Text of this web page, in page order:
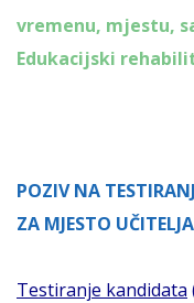
vremenu, mjestu,
Edukacijski
POZIV NA
ZA MJESTO
Testiranje kandidata